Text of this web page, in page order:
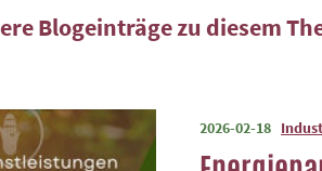
2026-02-18
Am 25. April